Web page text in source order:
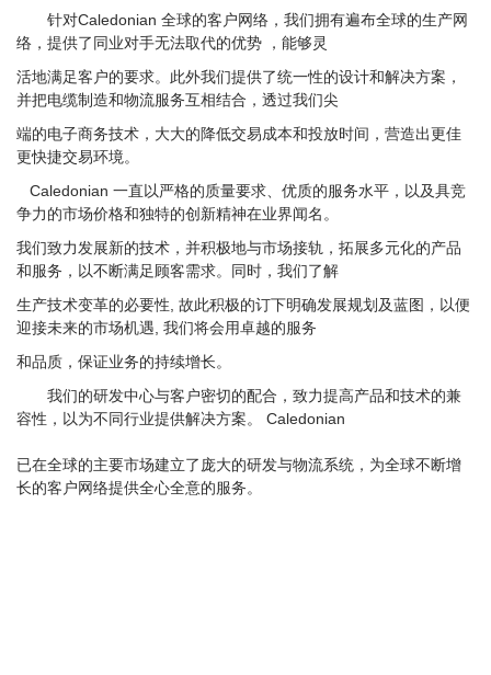
针对Caledonian 全球的客户网络，我们拥有遍布全球的生产网
络，提供了同业对手无法取代的优势 ，能够灵
活地满足客户的要求。此外我们提供了统一性的设计和解决方案，
并把电缆制造和物流服务互相结合，透过我们尖
端的电子商务技术，大大的降低交易成本和投放时间，营造出更佳
更快捷交易环境。
Caledonian 一直以严格的质量要求、优质的服务水平，以及具竞
争力的市场价格和独特的创新精神在业界闻名。
我们致力发展新的技术，并积极地与市场接轨，拓展多元化的产品
和服务，以不断满足顾客需求。同时，我们了解
生产技术变革的必要性, 故此积极的订下明确发展规划及蓝图，以便
迎接未来的市场机遇, 我们将会用卓越的服务
和品质，保证业务的持续增长。
我们的研发中心与客户密切的配合，致力提高产品和技术的兼
容性，以为不同行业提供解决方案。 Caledonian
已在全球的主要市场建立了庞大的研发与物流系统，为全球不断增
长的客户网络提供全心全意的服务。